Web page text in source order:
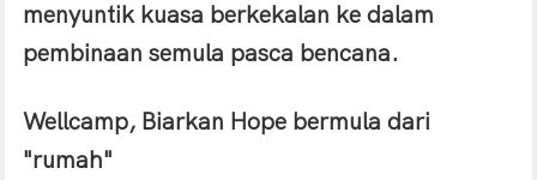
menyuntik kuasa berkekalan ke dalam
pembinaan semula pasca bencana.
Wellcamp, Biarkan Hope bermula dari
"rumah"